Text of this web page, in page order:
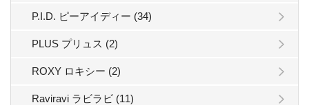
P.I.D. ピーアイディー (34)
PLUS プリュス (2)
ROXY ロキシー (2)
Raviravi ラビラビ (11)